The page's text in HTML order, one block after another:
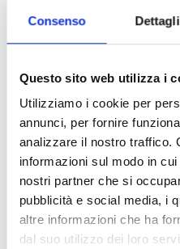
Consenso Dettagli
Questo sito web utilizza i
Utilizziamo i cookie per
annunci, per fornire
analizzare il nostro traffico.
informazioni sul modo in
nostri partner che si
pubblicità e social media, i
altre informazioni che ha
dal suo utilizzo dei loro
〉 Rubriche